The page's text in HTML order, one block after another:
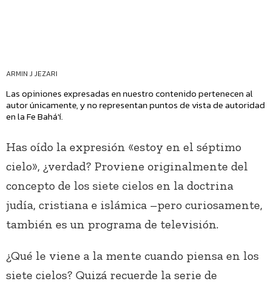
ARMIN J JEZARI
Las opiniones expresadas en nuestro contenido pertenecen al
autor únicamente, y no representan puntos de vista de autoridad
en la Fe Bahá’í.
Has oído la expresión «estoy en el séptimo
cielo», ¿verdad? Proviene originalmente del
concepto de los siete cielos en la doctrina
judía, cristiana e islámica –pero curiosamente,
también es un programa de televisión.
¿Qué le viene a la mente cuando piensa en los
siete cielos? Quizá recuerde la serie de